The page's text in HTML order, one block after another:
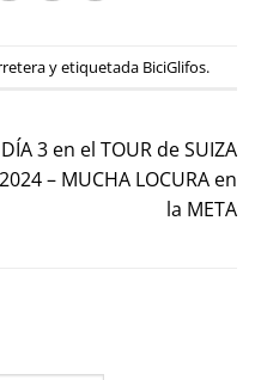
y etiquetada BiciGlifos.
DÍA 3 en el TOUR de SUIZA
2024 – MUCHA LOCURA en
la META